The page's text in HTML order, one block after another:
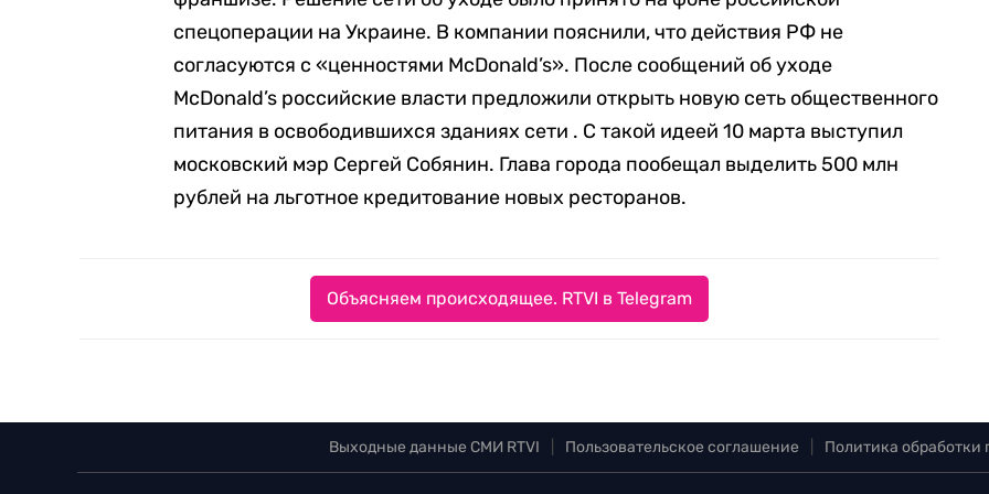
спецоперации на Украине. В компании пояснили, что действия РФ не
согласуются с «ценностями McDonald’s». После сообщений об уходе
McDonald’s российские власти предложили открыть новую сеть общественного
питания в освободившихся зданиях сети . С такой идеей 10 марта выступил
московский мэр Сергей Собянин. Глава города пообещал выделить 500 млн
рублей на льготное кредитование новых ресторанов.
Объясняем происходящее. RTVI в Telegram
Выходные данные СМИ RTVI Пользовательское соглашение Политика